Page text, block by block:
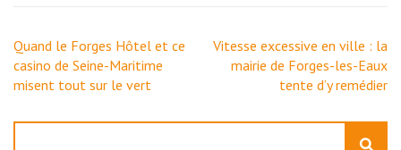
Navigation
de
l’article
Quand le Forges Hôtel et ce
casino de Seine-Maritime
misent tout sur le vert
Vitesse excessive en ville : la
mairie de Forges-les-Eaux
tente d’y remédier